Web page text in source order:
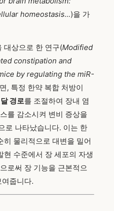
homeostasis...)을 가
대상으로 한 연구(Modified
constipation and
by regulating the miR-
, 특정 한약 복합 처방이
경로를 조절하여 장내 염
를 감소시켜 변비 증상을
로 나타났습니다. 이는 한
히 물리적으로 대변을 밀어
현 수준에서 장 세포의 자생
로써 장 기능을 근본적으
줍니다.